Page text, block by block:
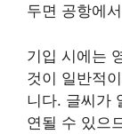
두면 공항에
기입 시에는
것이 일반적
니다. 글씨가
연될 수 있으